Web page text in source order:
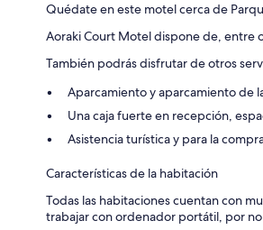
Quédate en este motel cerca de
Aoraki Court Motel dispone de, entre
También podrás disfrutar de otros
Aparcamiento y aparcamiento de
Una caja fuerte en recepción,
Asistencia turística y para la
Características de la habitación
Todas las habitaciones cuentan con
trabajar con ordenador portátil, por